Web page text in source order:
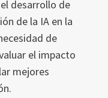
desarrollo de
de la IA en la
de
el impacto
mejores